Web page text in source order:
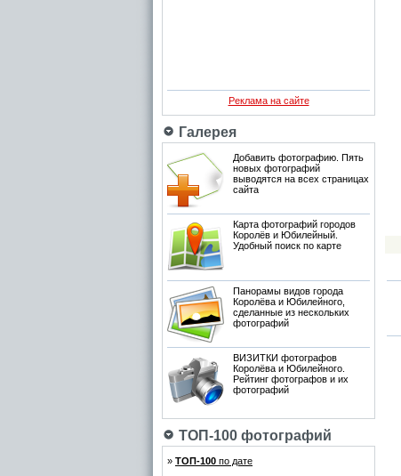
Реклама на сайте
Галерея
Добавить фотографию. Пять
новых фотографий
выводятся на всех страницах
сайта
Карта фотографий городов
Королёв и Юбилейный.
Удобный поиск по карте
Панорамы видов города
Королёва и Юбилейного,
сделанные из нескольких
фотографий
ВИЗИТКИ фотографов
Королёва и Юбилейного.
Рейтинг фотографов и их
фотографий
ТОП-100 фотографий
» ТОП-100 по дате